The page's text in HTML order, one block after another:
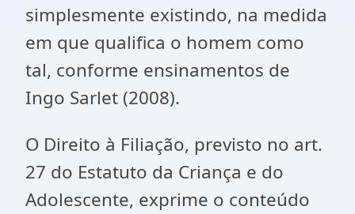
simplesmente existindo, na medida
em que qualifica o homem como
tal, conforme ensinamentos de
Ingo Sarlet (2008).
O Direito à Filiação, previsto no art.
27 do Estatuto da Criança e do
Adolescente, exprime o conteúdo